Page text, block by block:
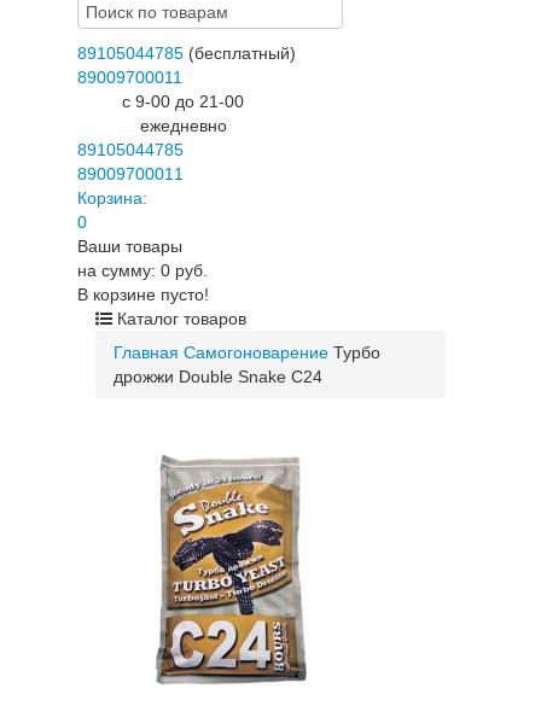
89105044785 (бесплатный)
89009700011
c 9-00 до 21-00
ежедневно
89105044785
89009700011
Корзина:
0
Ваши товары
на сумму: 0 руб.
В корзине пусто!
Каталог товаров
Главная Самогоноварение Турбо
дрожжи Double Snake C24